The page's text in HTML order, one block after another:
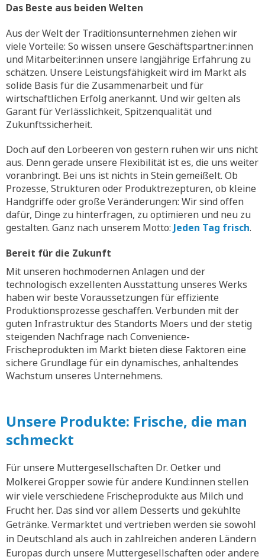
Das Beste aus beiden Welten
Aus der Welt der Traditionsunternehmen ziehen wir
viele Vorteile: So wissen unsere Geschäftspartner:innen
und Mitarbeiter:innen unsere langjährige Erfahrung zu
schätzen. Unsere Leistungsfähigkeit wird im Markt als
solide Basis für die Zusammenarbeit und für
wirtschaftlichen Erfolg anerkannt. Und wir gelten als
Garant für Verlässlichkeit, Spitzenqualität und
Zukunftssicherheit.
Doch auf den Lorbeeren von gestern ruhen wir uns nicht
aus. Denn gerade unsere Flexibilität ist es, die uns weiter
voranbringt. Bei uns ist nichts in Stein gemeißelt. Ob
Prozesse, Strukturen oder Produktrezepturen, ob kleine
Handgriffe oder große Veränderungen: Wir sind offen
dafür, Dinge zu hinterfragen, zu optimieren und neu zu
gestalten. Ganz nach unserem Motto: Jeden Tag frisch.
Bereit für die Zukunft
Mit unseren hochmodernen Anlagen und der
technologisch exzellenten Ausstattung unseres Werks
haben wir beste Voraussetzungen für effiziente
Produktionsprozesse geschaffen. Verbunden mit der
guten Infrastruktur des Standorts Moers und der stetig
steigenden Nachfrage nach Convenience-
Frischeprodukten im Markt bieten diese Faktoren eine
sichere Grundlage für ein dynamisches, anhaltendes
Wachstum unseres Unternehmens.
Unsere Produkte: Frische, die man
schmeckt
Für unsere Muttergesellschaften Dr. Oetker und
Molkerei Gropper sowie für andere Kund:innen stellen
wir viele verschiedene Frischeprodukte aus Milch und
Frucht her. Das sind vor allem Desserts und gekühlte
Getränke. Vermarktet und vertrieben werden sie sowohl
in Deutschland als auch in zahlreichen anderen Ländern
Europas durch unsere Muttergesellschaften oder andere